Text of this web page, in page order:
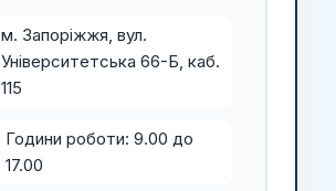
м. Запоріжжя, вул.
Університетська 66-Б, каб.
115
Години роботи: 9.00 до
17.00